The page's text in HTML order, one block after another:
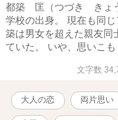
都築 匡（つづき きょ
学校の出身。 現在も同
築は男女を超えた親友同
ていた。 いや、思いこ
文字数
大人の恋 両片思い